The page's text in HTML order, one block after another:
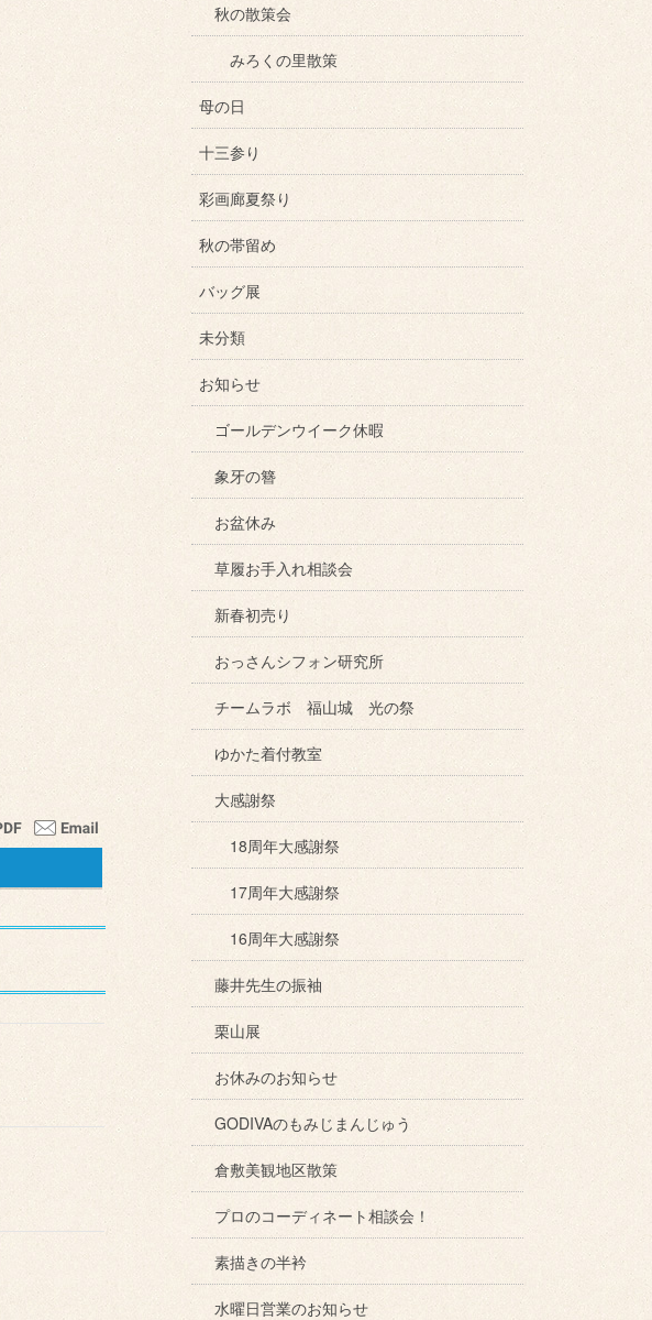
秋の散策会
みろくの里散策
母の日
十三参り
彩画廊夏祭り
秋の帯留め
バッグ展
未分類
お知らせ
ゴールデンウイーク休暇
象牙の簪
お盆休み
草履お手入れ相談会
新春初売り
おっさんシフォン研究所
チームラボ 福山城 光の祭
ゆかた着付教室
大感謝祭
18周年大感謝祭
17周年大感謝祭
16周年大感謝祭
藤井先生の振袖
栗山展
お休みのお知らせ
GODIVAのもみじまんじゅう
倉敷美観地区散策
プロのコーディネート相談会！
素描きの半衿
水曜日営業のお知らせ